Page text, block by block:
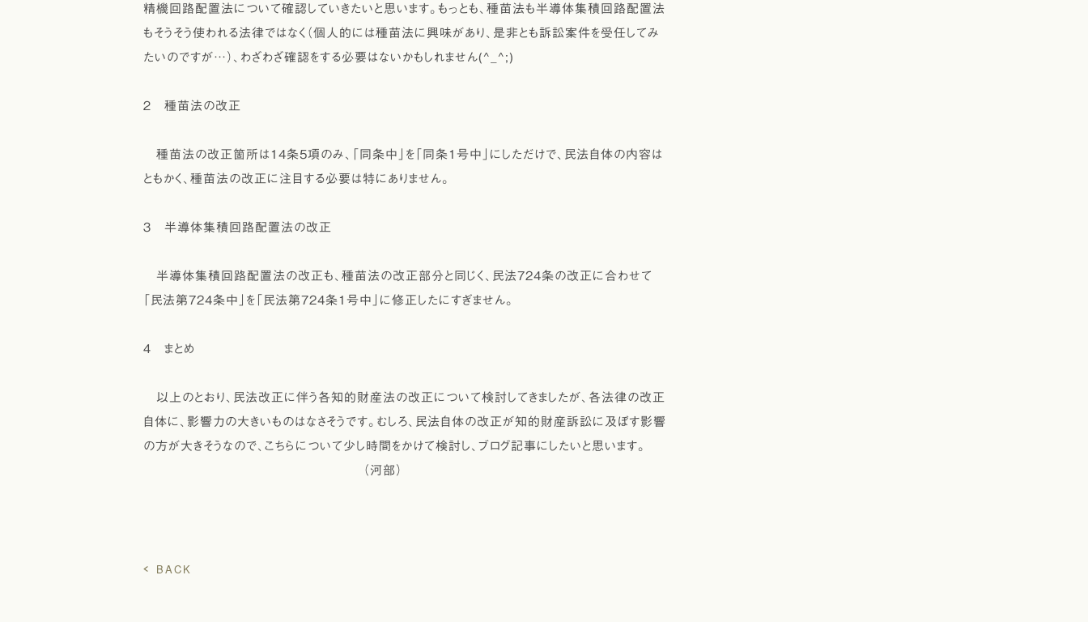
精機回路配置法について確認していきたいと思います。もっとも、種苗法も半導体集積回路配置法
もそうそう使われる法律ではなく（個人的には種苗法に興味があり、是非とも訴訟案件を受任してみ
たいのですが…）、わざわざ確認をする必要はないかもしれません(^_^;)
２ 種苗法の改正
種苗法の改正箇所は14条5項のみ、「同条中」を「同条1号中」にしただけで、民法自体の内容は
ともかく、種苗法の改正に注目する必要は特にありません。
３ 半導体集積回路配置法の改正
半導体集積回路配置法の改正も、種苗法の改正部分と同じく、民法724条の改正に合わせて
「民法第724条中」を「民法第724条1号中」に修正したにすぎません。
４ まとめ
以上のとおり、民法改正に伴う各知的財産法の改正について検討してきましたが、各法律の改正
自体に、影響力の大きいものはなさそうです。むしろ、民法自体の改正が知的財産訴訟に及ぼす影響
の方が大きそうなので、こちらについて少し時間をかけて検討し、ブログ記事にしたいと思います。
（河部）
BACK